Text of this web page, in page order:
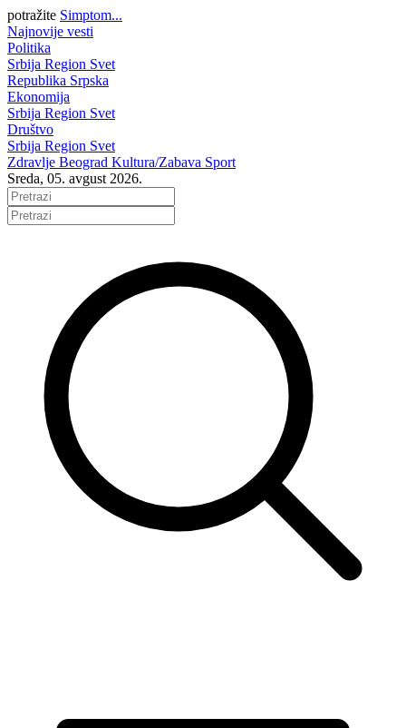
potražite Simptom...
Najnovije vesti
Politika
Srbija Region Svet
Republika Srpska
Ekonomija
Srbija Region Svet
Društvo
Srbija Region Svet
Zdravlje Beograd Kultura/Zabava Sport
Sreda, 05. avgust 2026.